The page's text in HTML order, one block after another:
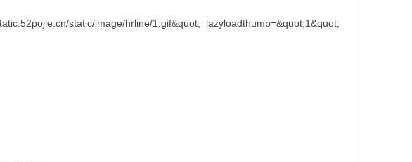
static/image/hrline/1.gif&quot; lazyloadthumb=&quot;1&quot;